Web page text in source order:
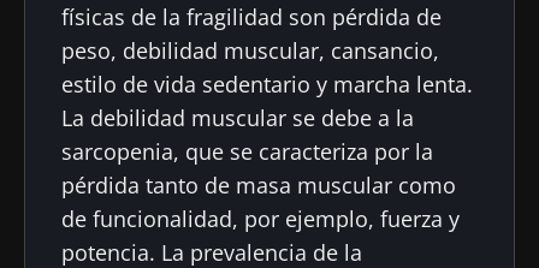
Fecha de
publicación
26 Agosto 2021
Fecha de
actualización
12 Agosto 2024
físicas de la fragilidad son pérdida de
peso, debilidad muscular, cansancio,
estilo de vida sedentario y marcha lenta.
La debilidad muscular se debe a la
sarcopenia, que se caracteriza por la
pérdida tanto de masa muscular como
de funcionalidad, por ejemplo, fuerza y
potencia. La prevalencia de la